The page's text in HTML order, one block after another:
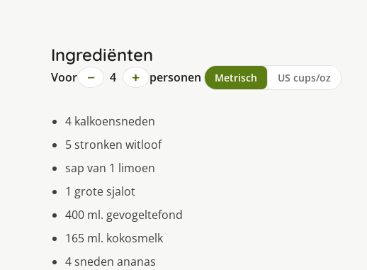
Ingrediënten
Voor − 4 + personen Metrisch US cups/oz
4 kalkoensneden
5 stronken witloof
sap van 1 limoen
1 grote sjalot
400 ml. gevogeltefond
165 ml. kokosmelk
4 sneden ananas